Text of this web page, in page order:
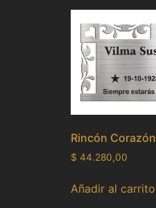
Rincón Corazón
$ 44.280,00
Añadir al carrito